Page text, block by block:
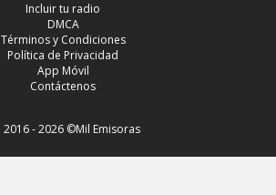
Incluir tu radio
DMCA
Términos y Condiciones
Política de Privacidad
App Móvil
Contáctenos
2016 - 2026 ©Mil Emisoras